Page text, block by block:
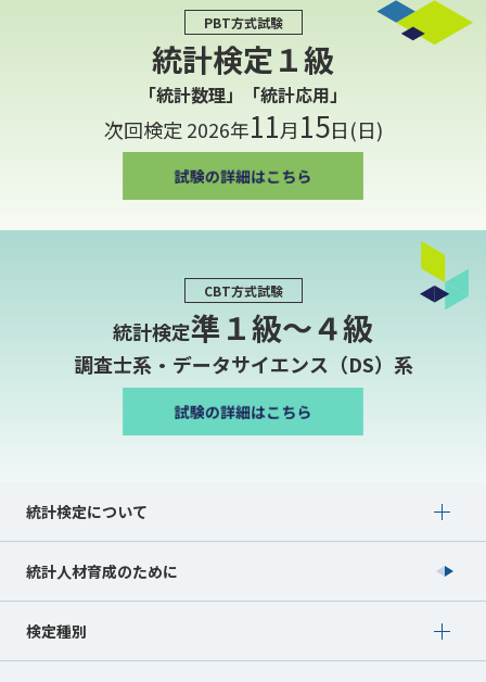
PBT方式試験
統計検定１級
「統計数理」「統計応用」
次回検定 2026年11月15日(日)
CBT方式試験
統計検定準１級〜４級
調査士系・データサイエンス（DS）系
統計検定について
Show submenu for 統計検定について
統計人材育成のために
検定種別
Show submenu for 検定種別